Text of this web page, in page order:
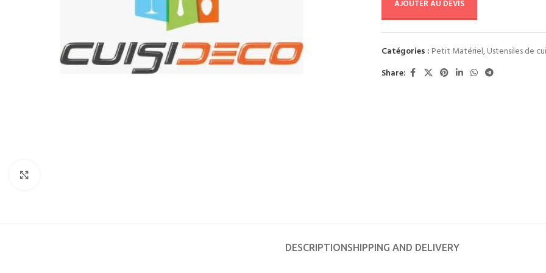
AJOUTER AU DEVIS
Catégories : Petit Matériel,Ustensiles de
Share:
DESCRIPTIONSHIPPING AND DELIVERY